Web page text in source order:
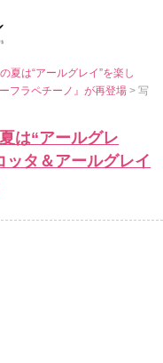
夏は“アールグレイ”を楽し
フラペチーノ』が再登場> 写
は“アールグレ
ッタ＆アールグレイ